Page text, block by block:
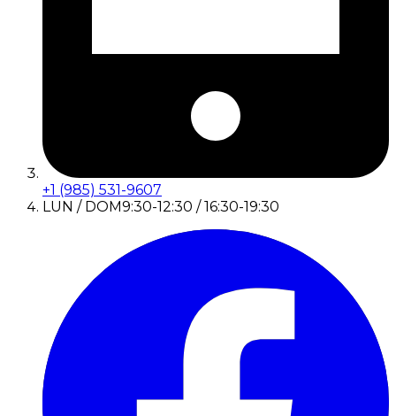
+1 (985) 531-9607
LUN / DOM9:30-12:30 / 16:30-19:30